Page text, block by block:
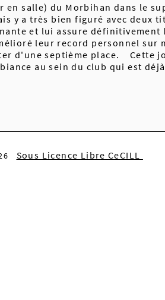
salle) du Morbihan dans le
très bien figuré avec deux
et lui assure
leur record personnel
d'une septième place. Cette
au sein du club qui est
Sous Licence Libre CeCILL